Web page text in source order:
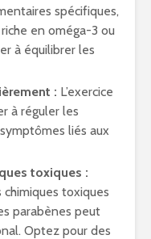
spécifiques,
en oméga-3 ou
à équilibrer les
: L’exercice
à réguler les
liés aux
toxiques :
chimiques toxiques
parabènes peut
Optez pour des